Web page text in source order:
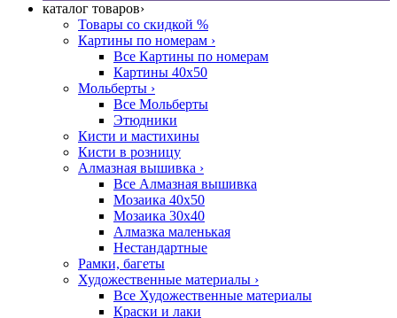
каталог товаров›
Товары со скидкой %
Картины по номерам ›
Все Картины по номерам
Картины 40x50
Мольберты ›
Все Мольберты
Этюдники
Кисти и мастихины
Кисти в розницу
Алмазная вышивка ›
Все Алмазная вышивка
Мозаика 40x50
Мозаика 30x40
Алмазка маленькая
Нестандартные
Рамки, багеты
Художественные материалы ›
Все Художественные материалы
Краски и лаки